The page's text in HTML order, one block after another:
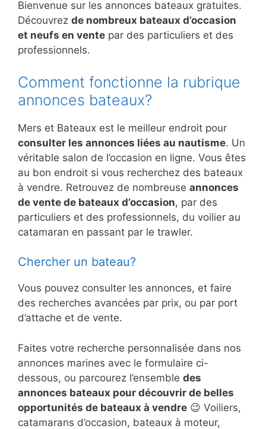
Bienvenue sur les annonces bateaux gratuites.
Découvrez de nombreux bateaux d’occasion
et neufs en vente par des particuliers et des
professionnels.
Comment fonctionne la rubrique
annonces bateaux?
Mers et Bateaux est le meilleur endroit pour
consulter les annonces liées au nautisme. Un
véritable salon de l’occasion en ligne. Vous êtes
au bon endroit si vous recherchez des bateaux
à vendre. Retrouvez de nombreuse annonces
de vente de bateaux d’occasion, par des
particuliers et des professionnels, du voilier au
catamaran en passant par le trawler.
Chercher un bateau?
Vous pouvez consulter les annonces, et faire
des recherches avancées par prix, ou par port
d’attache et de vente.
Faites votre recherche personnalisée dans nos
annonces marines avec le formulaire ci-
dessous, ou parcourez l’ensemble des
annonces bateaux pour découvrir de belles
opportunités de bateaux à vendre 😉 Voiliers,
catamarans d’occasion, bateaux à moteur,